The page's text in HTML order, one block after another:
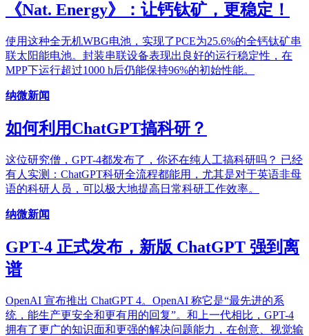
《Nat. Energy》：让钙钛矿，更稳定！
使用这种全无机WBG电池，实现了PCE为25.6%的全钙钛矿串
联太阳能电池。封装串联设备表现出良好的运行稳定性，在
MPP下运行超过1000 h后仍能保持96%的初始性能。
纳微新闻
如何利用ChatGPT搞科研？
这位研究僧，GPT-4都发布了，你还在纯人工搞科研吗？ 已经
有人实测：ChatGPT科研全流程都能用，尤其是对于英语非母
语的科研人员，可以极大地提高日常科研工作效率。
纳微新闻
GPT-4 正式发布，新版 ChatGPT 强到离
谱
OpenAI 宣布推出 ChatGPT 4。OpenAI 称它是“最先进的系
统，能生产更安全和更有用的回复”。和上一代相比，GPT-4
拥有了更广的知识面和更强的解决问题能力，在创意、视觉输